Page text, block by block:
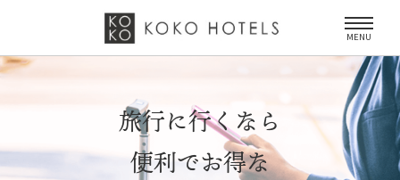
MENU
旅行に行くなら
便利でお得な